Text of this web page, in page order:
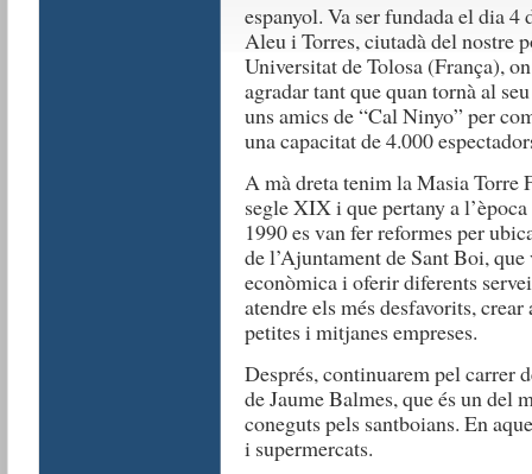
espanyol. Va ser fundada el dia
Aleu i Torres, ciutadà del nostre
Universitat de Tolosa (França),
agradar tant que quan tornà al
uns amics de “Cal Ninyo” per
una capacitat de 4.000
A mà dreta tenim la Masia Torre
segle XIX i que pertany a
1990 es van fer reformes per
de l’Ajuntament de Sant Boi,
econòmica i oferir diferents
atendre els més desfavorits,
petites i mitjanes empreses.
Després, continuarem pel carrer
de Jaume Balmes, que és un del
coneguts pels santboians. En
i supermercats.